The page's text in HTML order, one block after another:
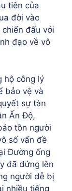
tiên của
đời vào
đấu với
đạo về vô
hộ công lý
bảo vệ và
sự tàn
Ấn Độ,
tồn người
số vấn đề
Đường ống
đã đứng lên
người dễ bị
nhiều tiếng